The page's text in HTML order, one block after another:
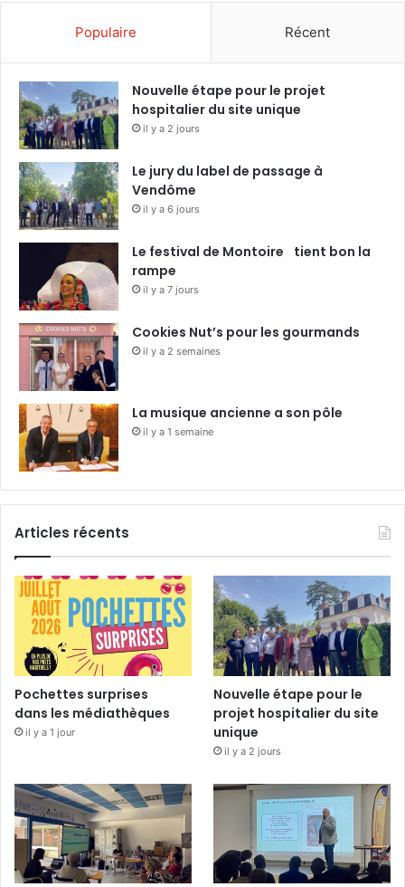
Populaire Récent
Nouvelle étape pour le projet
hospitalier du site unique
il y a 2 jours
Le jury du label de passage à
Vendôme
il y a 6 jours
Le festival de Montoire tient bon la
rampe
il y a 7 jours
Cookies Nut’s pour les gourmands
il y a 2 semaines
La musique ancienne a son pôle
il y a 1 semaine
Articles récents
Pochettes surprises
dans les médiathèques
il y a 1 jour
Nouvelle étape pour le
projet hospitalier du site
unique
il y a 2 jours